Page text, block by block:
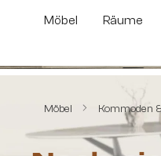
Hauptinhalt springen
Zur Suche springen
Zur Hauptnavigation
Möbel Räume
Möbel Kommoden
Bildergalerie überspringen